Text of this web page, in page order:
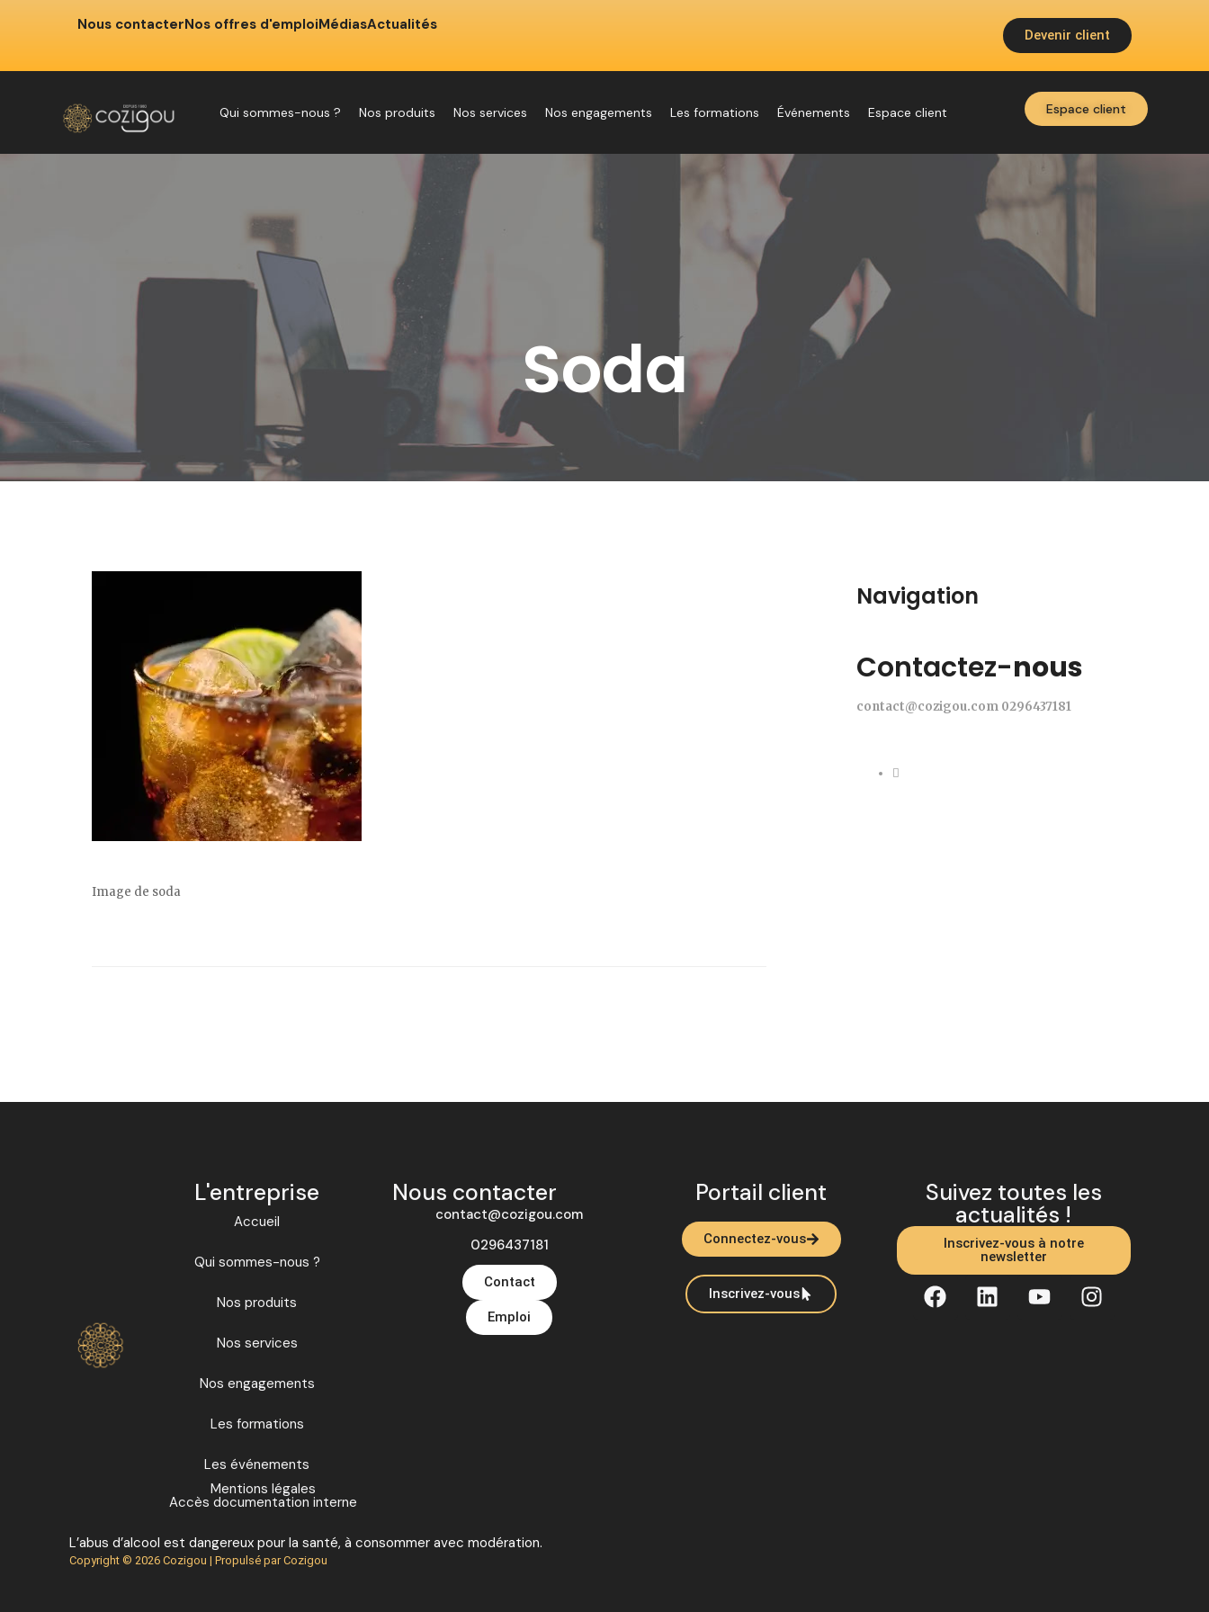
Nous contacterNos offres d'emploiMédiasActualités
Devenir client
Qui sommes-nous ? Nos produits Nos services Nos engagements Les formations Événements Espace client Espace client
Soda
Image de soda
Navigation
Contactez-nous
contact@cozigou.com 0296437181
L'entreprise
Accueil
Qui sommes-nous ?
Nos produits
Nos services
Nos engagements
Les formations
Les événements
Mentions légales
Accès documentation interne
Nous contacter
contact@cozigou.com
0296437181
Contact
Emploi
Portail client
Connectez-vous
Inscrivez-vous
Suivez toutes les
actualités !
Inscrivez-vous à notre
newsletter
L’abus d’alcool est dangereux pour la santé, à consommer avec modération.
Copyright © 2026 Cozigou | Propulsé par Cozigou